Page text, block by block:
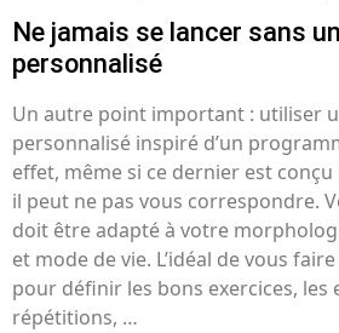
Ne jamais se lancer sans
personnalisé
Un autre point important : utiliser
personnalisé inspiré d’un
effet, même si ce dernier est
il peut ne pas vous correspondre.
doit être adapté à votre
et mode de vie. L’idéal de vous
pour définir les bons exercices, les
répétitions, …